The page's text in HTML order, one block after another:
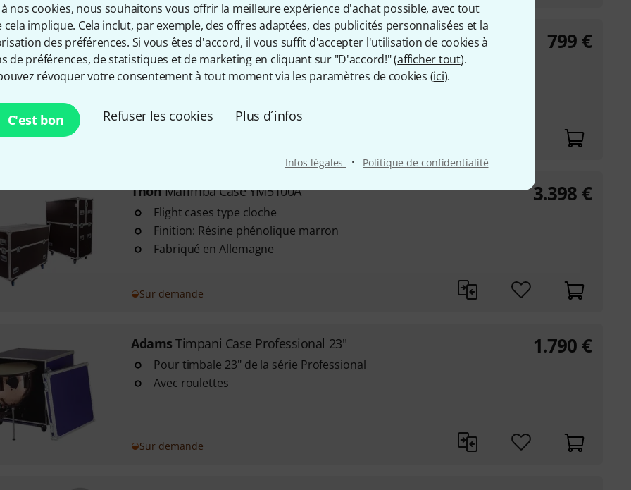
nos cookies, nous souhaitons vous offrir la meilleure expérience d'achat possible, avec tout
cela implique. Cela inclut, par exemple, des offres adaptées, des publicités personnalisées et la
des préférences. Si vous êtes d'accord, il vous suffit d'accepter l'utilisation de cookies à
de préférences, de statistiques et de marketing en cliquant sur "D'accord!" (afficher tout).
révoquer votre consentement à tout moment via les paramètres de cookies (ici).
C'est bon Refuser les cookies Plus d´infos
Infos légales · Politique de confidentialité
ThonProfi Case Studio 49 RXC-4000
1
Pour Studio 49 RXC-4000/VA=443 et VA=442
Cornières en aluminium profilé 30 x 30 mm
799 €
ThonMarimba Case YM5100A
Flight cases type cloche
Finition: Résine phénolique marron
Fabriqué en Allemagne
Sur demande
3.398 €
Adams Timpani Case Professional 23"
Pour timbale 23" de la série Professional
Avec roulettes
Sur demande
1.790 €